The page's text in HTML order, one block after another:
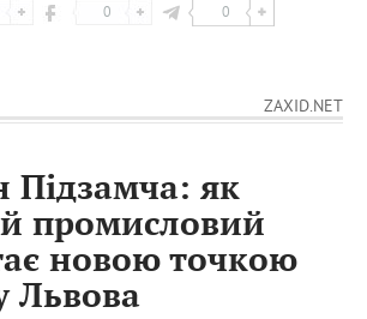
0 0
ZAXID.NET
як
промисловий
новою точкою
Львова